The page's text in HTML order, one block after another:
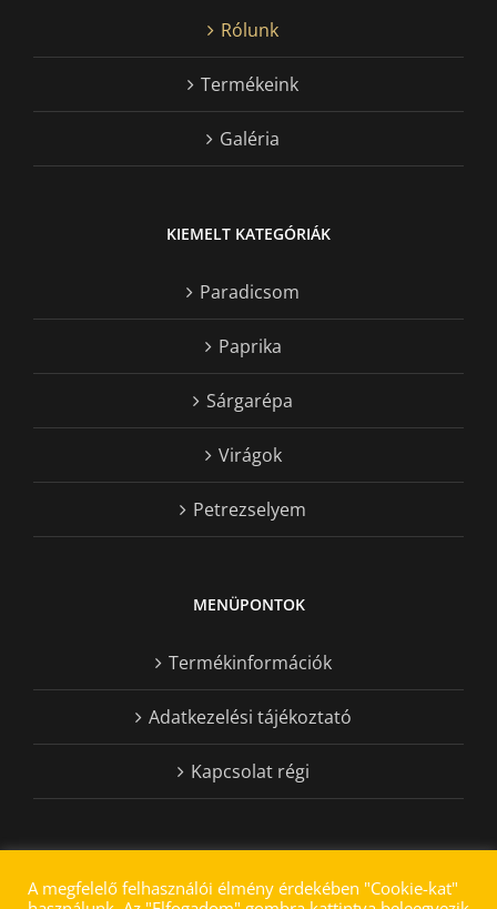
Rólunk
Termékeink
Galéria
KIEMELT KATEGÓRIÁK
Paradicsom
Paprika
Sárgarépa
Virágok
Petrezselyem
MENÜPONTOK
Termékinformációk
Adatkezelési tájékoztató
Kapcsolat régi
A megfelelő felhasználói élmény érdekében "Cookie-kat"